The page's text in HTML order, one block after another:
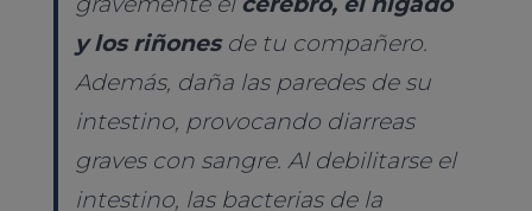
Todos los servicios
Animales Exóticos
Todas las especialidades
y los riñonesde tu compañero.
Además, daña las paredes de su
intestino, provocando diarreas
graves con sangre. Al debilitarse el
intestino, las bacterias de la